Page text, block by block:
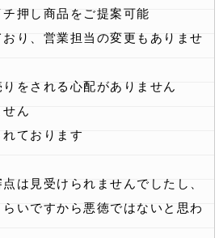
押し商品をご提案可能
り、営業担当の変更もありませ
をされる心配がありません
ん
ております
は見受けられませんでしたし、
いですから悪徳ではないと思わ